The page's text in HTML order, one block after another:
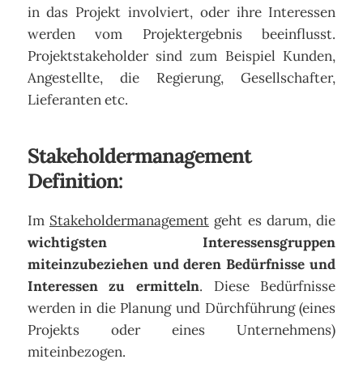
in das Projekt involviert, oder ihre Interessen
werden vom Projektergebnis beeinflusst.
Projektstakeholder sind zum Beispiel Kunden,
Angestellte, die Regierung, Gesellschafter,
Lieferanten etc.
Stakeholdermanagement
Definition:
Im Stakeholdermanagementgeht es darum, die
wichtigsten Interessensgruppen
miteinzubeziehen und deren Bedürfnisse und
Interessen zu ermitteln. Diese Bedürfnisse
werden in die Planung und Dürchführung (eines
Projekts oder eines Unternehmens)
miteinbezogen.